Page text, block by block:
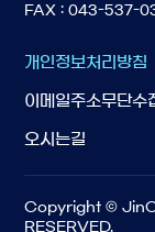
FAX : 043-537-
개인정보처리방침
이메일주소무단수
오시는길
Copyright ©
RESERVED.